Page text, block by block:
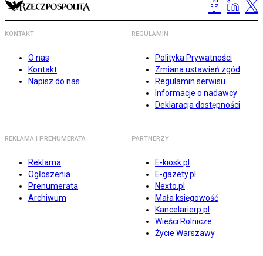
KONTAKT
O nas
Kontakt
Napisz do nas
REGULAMIN
Polityka Prywatności
Zmiana ustawień zgód
Regulamin serwisu
Informacje o nadawcy
Deklaracja dostępności
REKLAMA I PRENUMERATA
Reklama
Ogłoszenia
Prenumerata
Archiwum
PARTNERZY
E-kiosk.pl
E-gazety.pl
Nexto.pl
Mała księgowość
Kancelarierp.pl
Wieści Rolnicze
Życie Warszawy